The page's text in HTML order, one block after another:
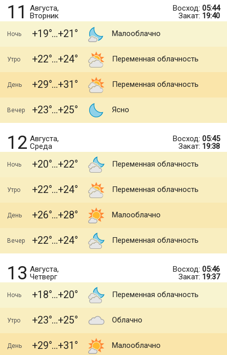
11
Августа,
Вторник
Восход: 05:44
Закат: 19:40
Ночь +19 +21 Малооблачно
Утро +22 +24 Переменная облачность
День +29 +31 Переменная облачность
Вечер +23 +25 Ясно
12 Августа,
Среда
Восход: 05:45
Закат: 19:38
Ночь +20 +22 Переменная облачность
Утро +22 +24 Переменная облачность
День +26 +28 Малооблачно
Вечер +22 +24 Переменная облачность
13 Августа,
Четверг
Восход: 05:46
Закат: 19:37
Ночь +18 +20 Переменная облачность
Утро +23 +25 Облачно
День +29 +31 Малооблачно